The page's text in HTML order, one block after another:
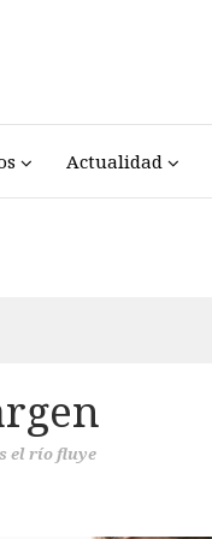
Actualidad
el río fluye